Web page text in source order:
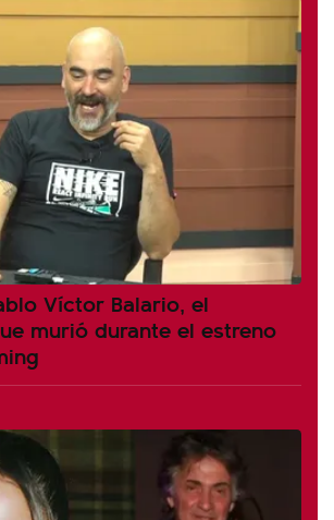
Víctor Balario, el
murió durante el estreno